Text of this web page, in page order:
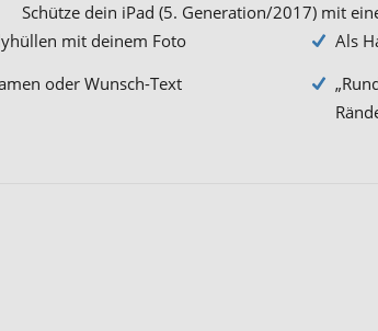
Schütze dein iPad (5. Generation/2017) mit
mit deinem Foto
oder Wunsch-Text
Als